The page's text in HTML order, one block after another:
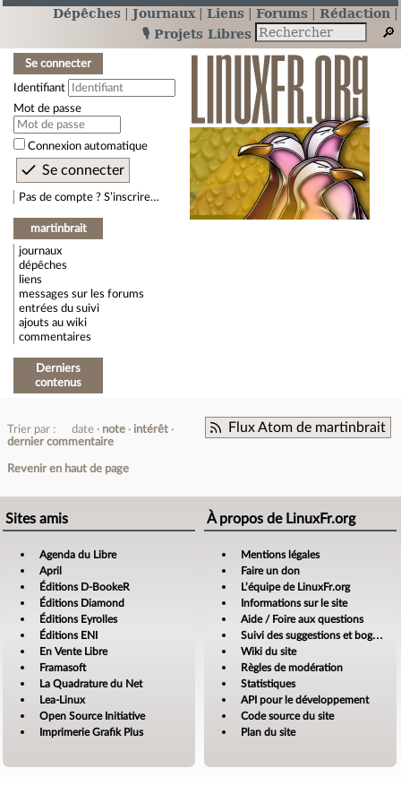
Dépêches Journaux Liens Forums
Rédaction
🎙️ Projets Libres
Se connecter
Identifiant
Mot de passe
Connexion automatique
Pas de compte ? S’inscrire…
martinbrait
journaux
dépêches
liens
messages sur les forums
entrées du suivi
ajouts au wiki
commentaires
Derniers
contenus
Flux Atom de martinbrait
Trier par : date note
intérêt
dernier commentaire
Revenir en haut de page
Sites amis
Agenda du Libre
April
Éditions D-BookeR
Éditions Diamond
Éditions Eyrolles
Éditions ENI
En Vente Libre
Framasoft
La Quadrature du Net
Lea-Linux
Open Source Initiative
Imprimerie Grafik Plus
À propos de LinuxFr.org
Mentions légales
Faire un don
L’équipe de LinuxFr.org
Informations sur le site
Aide / Foire aux questions
Suivi des suggestions et bogues
Wiki du site
Règles de modération
Statistiques
API pour le développement
Code source du site
Plan du site